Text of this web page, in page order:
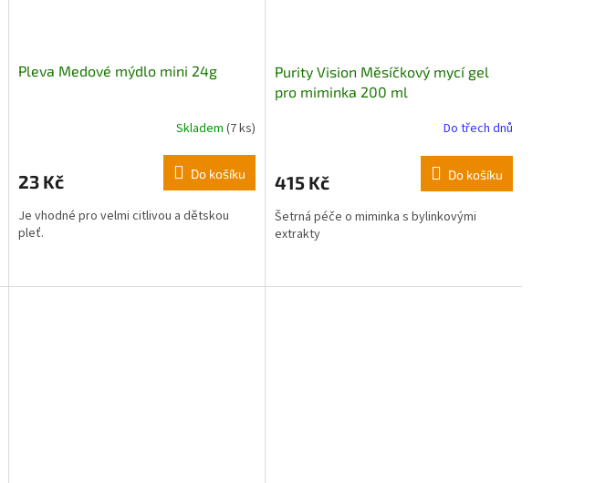
Pleva Medové mýdlo mini 24g
Skladem (7 ks)
23 Kč Do košíku
Je vhodné pro velmi citlivou a dětskou
pleť.
Purity Vision Měsíčkový mycí gel
pro miminka 200 ml
Do třech dnů
415 Kč Do košíku
Šetrná péče o miminka s bylinkovými
extrakty